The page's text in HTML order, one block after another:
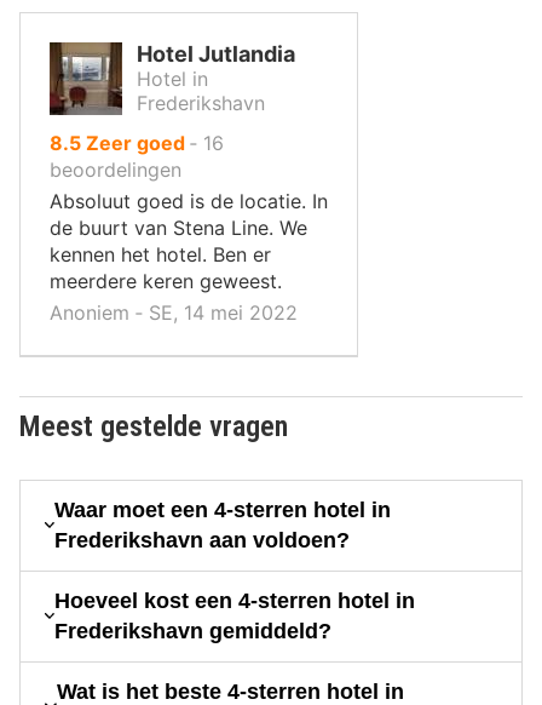
Hotel Jutlandia
Hotel in
Frederikshavn
8.5uit
10
,
Zeer goed ‐ 16
beoordelingen
Absoluut goed is de locatie. In
de buurt van Stena Line. We
kennen het hotel. Ben er
meerdere keren geweest.
Anoniem ‐ SE, 14 mei 2022
Meest gestelde vragen
Waar moet een 4-sterren hotel in
Frederikshavn aan voldoen?
Hoeveel kost een 4-sterren hotel in
Frederikshavn gemiddeld?
Wat is het beste 4-sterren hotel in